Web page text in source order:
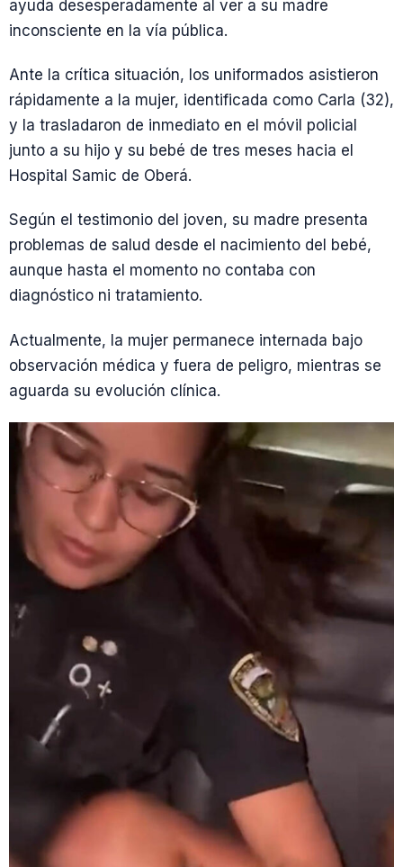
ayuda desesperadamente al ver a su madre
inconsciente en la vía pública.
Ante la crítica situación, los uniformados asistieron
rápidamente a la mujer, identificada como Carla (32),
y la trasladaron de inmediato en el móvil policial
junto a su hijo y su bebé de tres meses hacia el
Hospital Samic de Oberá.
Según el testimonio del joven, su madre presenta
problemas de salud desde el nacimiento del bebé,
aunque hasta el momento no contaba con
diagnóstico ni tratamiento.
Actualmente, la mujer permanece internada bajo
observación médica y fuera de peligro, mientras se
aguarda su evolución clínica.